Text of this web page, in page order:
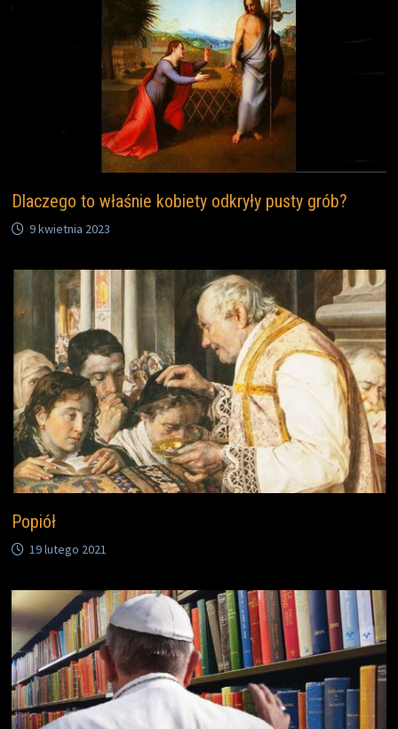
Dlaczego to właśnie kobiety odkryły pusty grób?
9 kwietnia 2023
Popiół
19 lutego 2021